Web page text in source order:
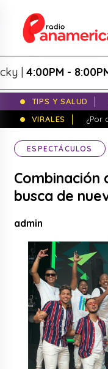
4:00PM - 8:00PM
TIPS Y SALUD
VIRALES
¿Por
ESPECTÁCULOS
Combinación
busca de
admin